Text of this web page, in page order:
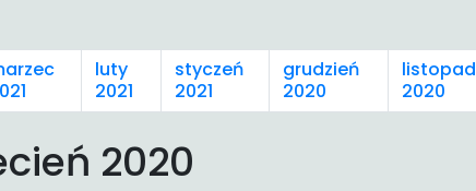
luty
2021
styczeń
2021
grudzień
2020
listopad
2020
2020